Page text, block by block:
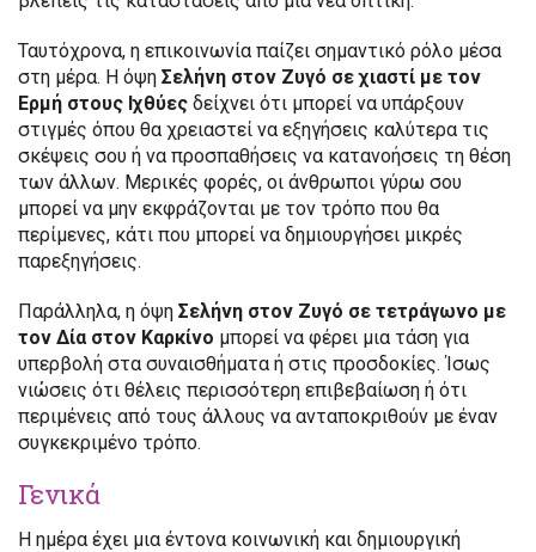
Ταυτόχρονα, η επικοινωνία παίζει σημαντικό ρόλο μέσα
στη μέρα. Η όψη Σελήνη στον Ζυγό σε χιαστί με τον
Ερμή στους Ιχθύες δείχνει ότι μπορεί να υπάρξουν
στιγμές όπου θα χρειαστεί να εξηγήσεις καλύτερα τις
σκέψεις σου ή να προσπαθήσεις να κατανοήσεις τη θέση
των άλλων. Μερικές φορές, οι άνθρωποι γύρω σου
μπορεί να μην εκφράζονται με τον τρόπο που θα
περίμενες, κάτι που μπορεί να δημιουργήσει μικρές
παρεξηγήσεις.
Παράλληλα, η όψη Σελήνη στον Ζυγό σε τετράγωνο με
τον Δία στον Καρκίνο μπορεί να φέρει μια τάση για
υπερβολή στα συναισθήματα ή στις προσδοκίες. Ίσως
νιώσεις ότι θέλεις περισσότερη επιβεβαίωση ή ότι
περιμένεις από τους άλλους να ανταποκριθούν με έναν
συγκεκριμένο τρόπο.
Γενικά
Η ημέρα έχει μια έντονα κοινωνική και δημιουργική